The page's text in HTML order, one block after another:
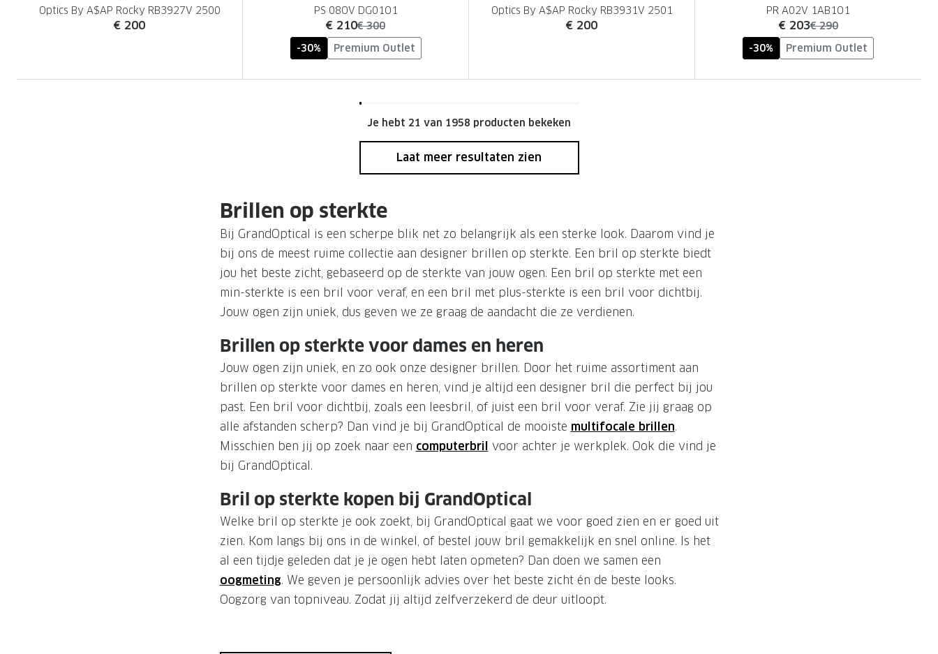
Optics By A$AP Rocky RB3927V 2500
€ 200
PS 08OV DG01O1
nu:
€ 210was:
€ 300
-30%
Premium Outlet
Optics By A$AP Rocky RB3931V 2501
€ 200
PR A02V 1AB1O1
nu:
€ 203was:
€ 290
-30%
Premium Outlet
Je hebt 21 van 1958 producten bekeken
Laat meer resultaten zien
Brillen op sterkte
Bij GrandOptical is een scherpe blik net zo belangrijk als een sterke look. Daarom vind je
bij ons de meest ruime collectie aan designer brillen op sterkte. Een bril op sterkte biedt
jou het beste zicht, gebaseerd op de sterkte van jouw ogen. Een bril op sterkte met een
min-sterkte is een bril voor veraf, en een bril met plus-sterkte is een bril voor dichtbij.
Jouw ogen zijn uniek, dus geven we ze graag de aandacht die ze verdienen.
Brillen op sterkte voor dames en heren
Jouw ogen zijn uniek, en zo ook onze designer brillen. Door het ruime assortiment aan
brillen op sterkte voor dames en heren, vind je altijd een designer bril die perfect bij jou
past. Een bril voor dichtbij, zoals een leesbril, of juist een bril voor veraf. Zie jij graag op
alle afstanden scherp? Dan vind je bij GrandOptical de mooiste multifocale brillen.
Misschien ben jij op zoek naar een computerbril voor achter je werkplek. Ook die vind je
bij GrandOptical.
Bril op sterkte kopen bij GrandOptical
Welke bril op sterkte je ook zoekt, bij GrandOptical gaat we voor goed zien en er goed uit
zien. Kom langs bij ons in de winkel, of bestel jouw bril gemakkelijk en snel online. Is het
al een tijdje geleden dat je je ogen hebt laten opmeten? Dan doen we samen een
oogmeting. We geven je persoonlijk advies over het beste zicht én de beste looks.
Oogzorg van topniveau. Zodat jij altijd zelfverzekerd de deur uitloopt.